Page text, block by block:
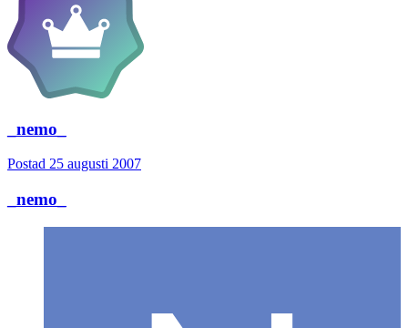
_nemo_
Postad 25 augusti 2007
_nemo_